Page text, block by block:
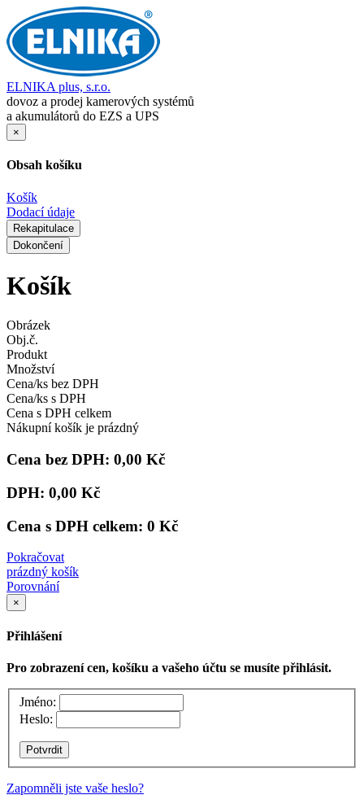
ELNIKA plus, s.r.o.
dovoz a prodej kamerových systémů
a akumulátorů do EZS a UPS
×
Obsah košíku
Košík
Dodací údaje
Rekapitulace
Dokončení
Košík
Obrázek
Obj.č.
Produkt
Množství
Cena/ks bez DPH
Cena/ks s DPH
Cena s DPH celkem
Nákupní košík je prázdný
Cena bez DPH: 0,00 Kč
DPH: 0,00 Kč
Cena s DPH celkem: 0 Kč
Pokračovat
prázdný košík
Porovnání
×
Přihlášení
Pro zobrazení cen, košíku a vašeho účtu se musíte přihlásit.
Jméno:
Heslo:
Zapomněli jste vaše heslo?